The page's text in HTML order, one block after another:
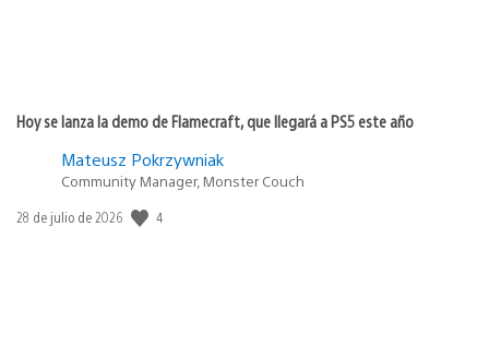
Hoy se lanza la demo de Flamecraft, que llegará a PS5 este año
Mateusz Pokrzywniak
Community Manager, Monster Couch
Fecha
28 de julio de 2026 4